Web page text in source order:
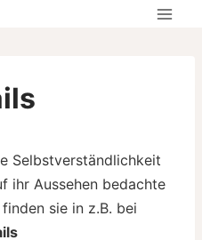
Selbstverständlichkeit
ihr Aussehen bedachte
sie in z.B. bei